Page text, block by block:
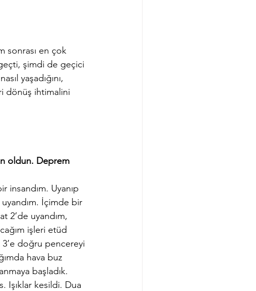
sonrası en çok
şimdi de geçici
yaşadığını,
dönüş ihtimalini
oldun. Deprem
Uyanıp
İçimde bir
2’de uyandım,
işleri etüd
doğru pencereyi
hava buz
başladık.
Işıklar kesildi. Dua